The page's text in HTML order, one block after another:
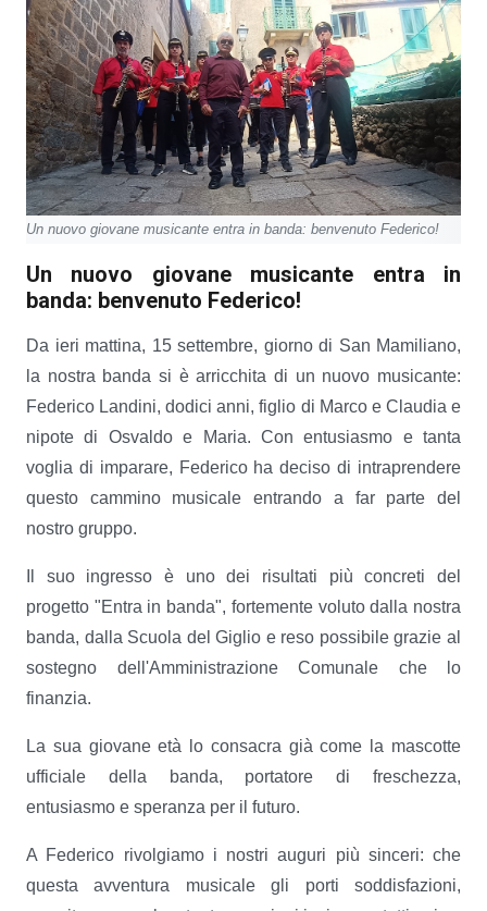
Un nuovo giovane musicante entra in banda: benvenuto Federico!
Un nuovo giovane musicante entra in
banda: benvenuto Federico!
Da ieri mattina, 15 settembre, giorno di San Mamiliano,
la nostra banda si è arricchita di un nuovo musicante:
Federico Landini, dodici anni, figlio di Marco e Claudia e
nipote di Osvaldo e Maria. Con entusiasmo e tanta
voglia di imparare, Federico ha deciso di intraprendere
questo cammino musicale entrando a far parte del
nostro gruppo.
Il suo ingresso è uno dei risultati più concreti del
progetto "Entra in banda", fortemente voluto dalla nostra
banda, dalla Scuola del Giglio e reso possibile grazie al
sostegno dell'Amministrazione Comunale che lo
finanzia.
La sua giovane età lo consacra già come la mascotte
ufficiale della banda, portatore di freschezza,
entusiasmo e speranza per il futuro.
A Federico rivolgiamo i nostri auguri più sinceri: che
questa avventura musicale gli porti soddisfazioni,